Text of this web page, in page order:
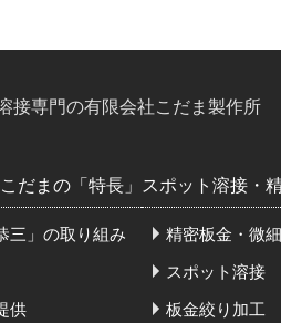
接専門の有限会社こだま製作所
だまの「特長」
三」の取り組み
供
スポット溶接・
精密板金・微
スポット溶接
板金絞り加工